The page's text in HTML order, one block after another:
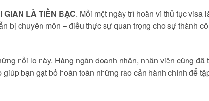
GIAN LÀ TIỀN BẠC. Mỗi một ngày trì hoãn vì thủ tục visa
bị chuyên môn – điều thực sự quan trọng cho sự thành
nỗi lo này. Hàng ngàn doanh nhân, nhân viên cũng
bạn gạt bỏ hoàn toàn những rào cản hành chính để